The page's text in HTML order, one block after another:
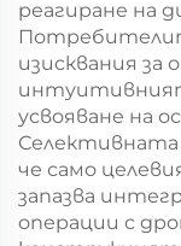
реагиране на
изисквания за
интуитивният
усвояване на
Селективната
че само
запазва
операции с